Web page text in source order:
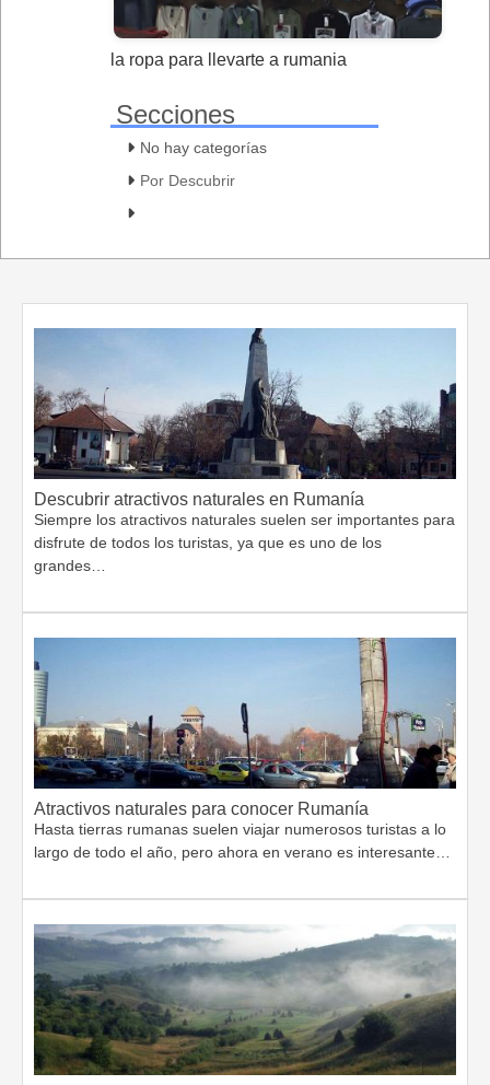
la ropa para llevarte a rumania
Secciones
No hay categorías
Por Descubrir
Descubrir atractivos naturales en Rumanía
Siempre los atractivos naturales suelen ser importantes para
disfrute de todos los turistas, ya que es uno de los
grandes…
Atractivos naturales para conocer Rumanía
Hasta tierras rumanas suelen viajar numerosos turistas a lo
largo de todo el año, pero ahora en verano es interesante…